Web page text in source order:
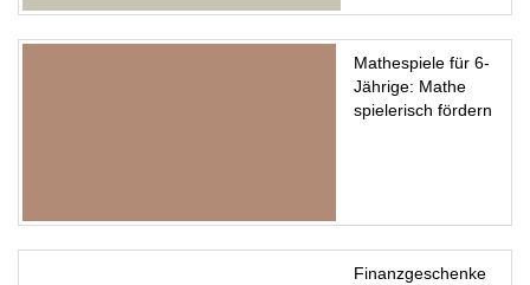
Mathespiele für 6-
Jährige: Mathe
spielerisch fördern
Finanzgeschenke